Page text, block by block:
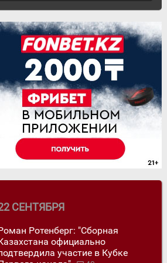
СЕНТЯБРЯ
Ротенберг: "Сборная
официально
участие в Кубке